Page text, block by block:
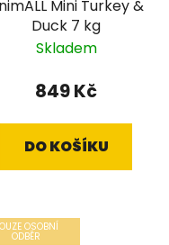
Mini Turkey &
Duck 7 kg
Skladem
849 Kč
DO KOŠÍKU
OSOBNÍ
ODBĚR